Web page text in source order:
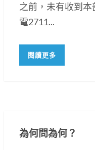
之前，未有收到
電2711...
閱讀更多
為何問為何？